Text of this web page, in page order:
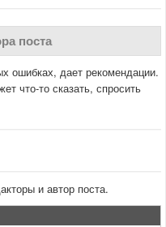
поста
ошибках, дает рекомендации.
что-то сказать, спросить
и автор поста.